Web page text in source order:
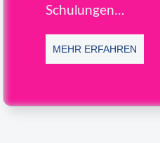
Schulungen…
MEHR ERFAHREN